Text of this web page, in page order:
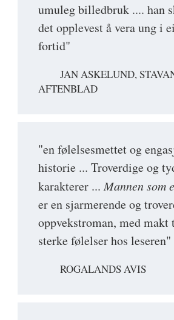
umuleg billedbruk .... han
det opplevest å vera ung i
fortid"
JAN ASKELUND,
AFTENBLAD
"en følelsesmettet og
historie ... Troverdige og
karakterer ...Mannen som
er en sjarmerende og
oppvekstroman, med makt
sterke følelser hos leseren"
ROGALANDS AVIS